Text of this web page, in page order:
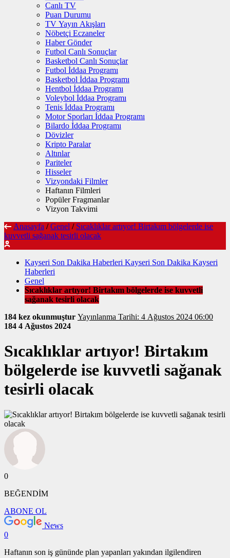
Canlı TV
Puan Durumu
TV Yayın Akışları
Nöbetçi Eczaneler
Haber Gönder
Futbol Canlı Sonuçlar
Basketbol Canlı Sonuçlar
Futbol İddaa Programı
Basketbol İddaa Programı
Hentbol İddaa Programı
Voleybol İddaa Programı
Tenis İddaa Programı
Motor Sporları İddaa Programı
Bilardo İddaa Programı
Dövizler
Kripto Paralar
Altınlar
Pariteler
Hisseler
Vizyondaki Filmler
Haftanın Filmleri
Popüler Fragmanlar
Vizyon Takvimi
Anasayfa / Genel / Sıcaklıklar artıyor! Birtakım bölgelerde ise
kuvvetli sağanak tesirli olacak
Kayseri Son Dakika Haberleri Kayseri Son Dakika Kayseri
Haberleri
Genel
Sıcaklıklar artıyor! Birtakım bölgelerde ise kuvvetli
sağanak tesirli olacak
184 kez okunmuştur
Yayınlanma Tarihi: 4 Ağustos 2024 06:00
184 4 Ağustos 2024
Sıcaklıklar artıyor! Birtakım
bölgelerde ise kuvvetli sağanak
tesirli olacak
0
BEĞENDİM
ABONE OL
News
0
Haftanın son iş gününde plan yapanları yakından ilgilendiren